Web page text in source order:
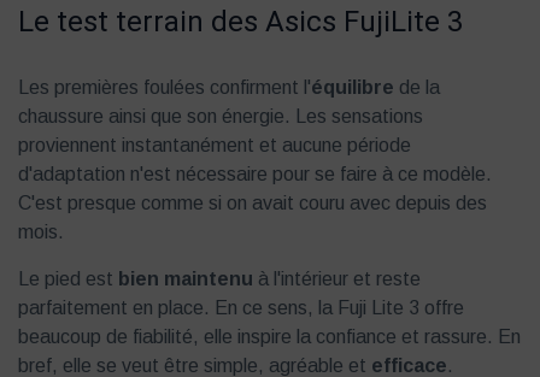
Le test terrain des Asics FujiLite 3
Les premières foulées confirment l'équilibre de la
chaussure ainsi que son énergie. Les sensations
proviennent instantanément et aucune période
d'adaptation n'est nécessaire pour se faire à ce modèle.
C'est presque comme si on avait couru avec depuis des
mois.
Le pied est bien maintenu à l'intérieur et reste
parfaitement en place. En ce sens, la Fuji Lite 3 offre
beaucoup de fiabilité, elle inspire la confiance et rassure. En
bref, elle se veut être simple, agréable et efficace.